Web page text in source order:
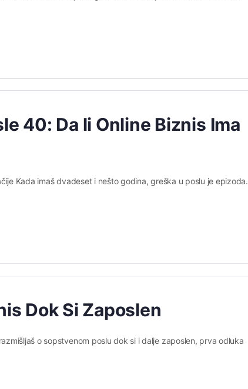
40: Da li Online Biznis Ima
Kada imaš dvadeset i nešto godina, greška u poslu je epizoda.
Dok Si Zaposlen
o sopstvenom poslu dok si i dalje zaposlen, prva odluka